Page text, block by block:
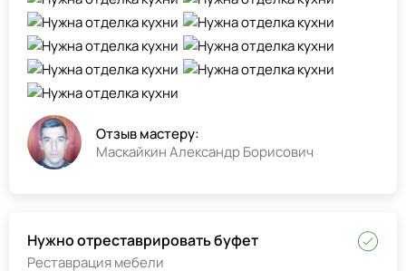
Отзыв мастеру:
Маскайкин Александр Борисович
Нужно отреставрировать буфет
Реставрация мебели